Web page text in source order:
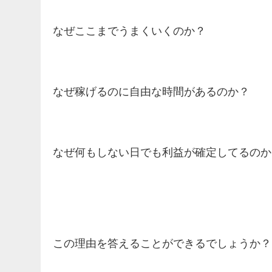
なぜここまでうまくいくのか？
なぜ稼げるのに自由な時間があるのか？
なぜ何もしない日でも利益が確定してるの
この理由を答えることができるでしょうか？